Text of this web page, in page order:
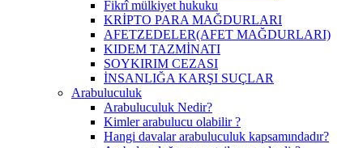
Fikrî mülkiyet hukuku
KRİPTO PARA MAĞDURLARI
AFETZEDELER(AFET MAĞDURLARI)
KIDEM TAZMİNATI
SOYKIRIM CEZASI
İNSANLIĞA KARŞI SUÇLAR
Arabuluculuk
Arabuluculuk Nedir?
Kimler arabulucu olabilir ?
Hangi davalar arabuluculuk kapsamındadır?